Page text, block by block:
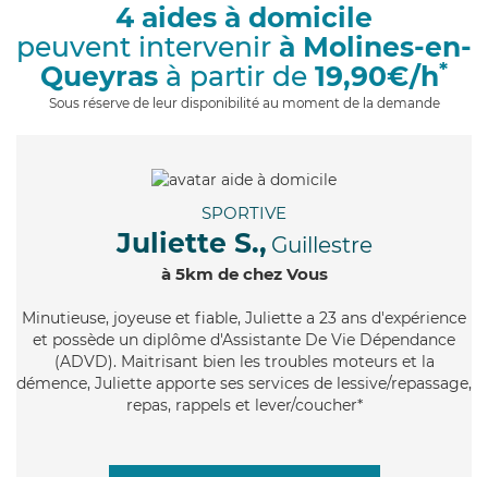
i
4 aides à domicile
peuvent intervenir à Molines-en-
Queyras à partir de 19,90€/h*
Sous réserve de leur disponibilité au moment de la demande
SPORTIVE
Juliette S., Guillestre
à 5km de chez Vous
Minutieuse, joyeuse et fiable, Juliette a 23 ans d'expérience
et possède un diplôme d'Assistante De Vie Dépendance
(ADVD). Maitrisant bien les troubles moteurs et la
démence, Juliette apporte ses services de lessive/repassage,
repas, rappels et lever/coucher*